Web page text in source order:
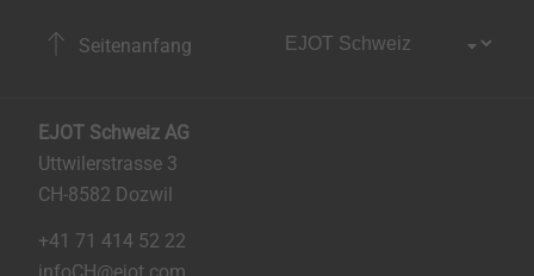
Seitenanfang
EJOT Schweiz AG
Uttwilerstrasse 3
CH-8582 Dozwil
+41 71 414 52 22